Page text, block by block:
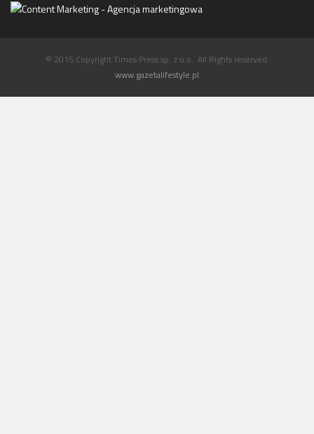
© 2015 Copyright Times Press sp. z o.o.. All Rights reserved.
www.gazetalifestyle.pl